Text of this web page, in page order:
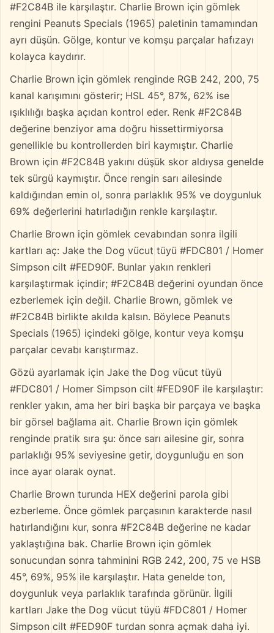
#F2C84B ile karşılaştır. Charlie Brown için gömlek
rengini Peanuts Specials (1965) paletinin tamamından
ayrı düşün. Gölge, kontur ve komşu parçalar hafızayı
kolayca kaydırır.
Charlie Brown için gömlek renginde RGB 242, 200, 75
kanal karışımını gösterir; HSL 45°, 87%, 62% ise
ışıklılığı başka açıdan kontrol eder. Renk #F2C84B
değerine benziyor ama doğru hissettirmiyorsa
genellikle bu kontrollerden biri kaymıştır. Charlie
Brown için #F2C84B yakını düşük skor aldıysa genelde
tek sürgü kaymıştır. Önce rengin sarı ailesinde
kaldığından emin ol, sonra parlaklık 95% ve doygunluk
69% değerlerini hatırladığın renkle karşılaştır.
Charlie Brown için gömlek cevabından sonra ilgili
kartları aç: Jake the Dog vücut tüyü #FDC801 / Homer
Simpson cilt #FED90F. Bunlar yakın renkleri
karşılaştırmak içindir; #F2C84B değerini oyundan önce
ezberlemek için değil. Charlie Brown, gömlek ve
#F2C84B birlikte akılda kalsın. Böylece Peanuts
Specials (1965) içindeki gölge, kontur veya komşu
parçalar cevabı karıştırmaz.
Gözü ayarlamak için Jake the Dog vücut tüyü
#FDC801 / Homer Simpson cilt #FED90F ile karşılaştır:
renkler yakın, ama her biri başka bir parçaya ve başka
bir görsel bağlama ait. Charlie Brown için gömlek
renginde pratik sıra şu: önce sarı ailesine gir, sonra
parlaklığı 95% seviyesine getir, doygunluğu en son
ince ayar olarak oynat.
Charlie Brown turunda HEX değerini parola gibi
ezberleme. Önce gömlek parçasının karakterde nasıl
hatırlandığını kur, sonra #F2C84B değerine ne kadar
yaklaştığına bak. Charlie Brown için gömlek
sonucundan sonra tahminini RGB 242, 200, 75 ve HSB
45°, 69%, 95% ile karşılaştır. Hata genelde ton,
doygunluk veya parlaklık tarafında görünür. İlgili
kartları Jake the Dog vücut tüyü #FDC801 / Homer
Simpson cilt #FED90F turdan sonra açmak daha iyi.